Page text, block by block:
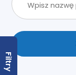
Filtry